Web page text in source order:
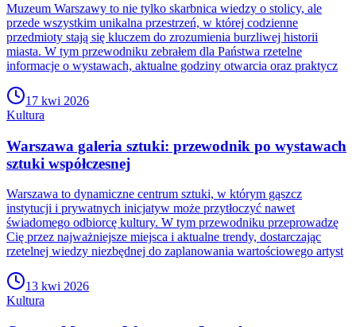
Muzeum Warszawy to nie tylko skarbnica wiedzy o stolicy, ale
przede wszystkim unikalna przestrzeń, w której codzienne
przedmioty stają się kluczem do zrozumienia burzliwej historii
miasta. W tym przewodniku zebrałem dla Państwa rzetelne
informacje o wystawach, aktualne godziny otwarcia oraz praktycz
17 kwi 2026
Kultura
Warszawa galeria sztuki: przewodnik po wystawach
sztuki współczesnej
Warszawa to dynamiczne centrum sztuki, w którym gąszcz
instytucji i prywatnych inicjatyw może przytłoczyć nawet
świadomego odbiorcę kultury. W tym przewodniku przeprowadzę
Cię przez najważniejsze miejsca i aktualne trendy, dostarczając
rzetelnej wiedzy niezbędnej do zaplanowania wartościowego artyst
13 kwi 2026
Kultura